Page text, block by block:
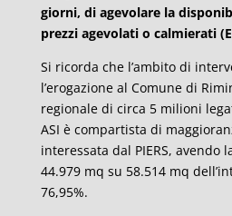
giorni, di agevolare la
prezzi agevolati o calmierati
Si ricorda che l’ambito di
l’erogazione al Comune di
regionale di circa 5 milioni
ASI è compartista di
interessata dal PIERS, avendo
44.979 mq su 58.514 mq
76,95%.